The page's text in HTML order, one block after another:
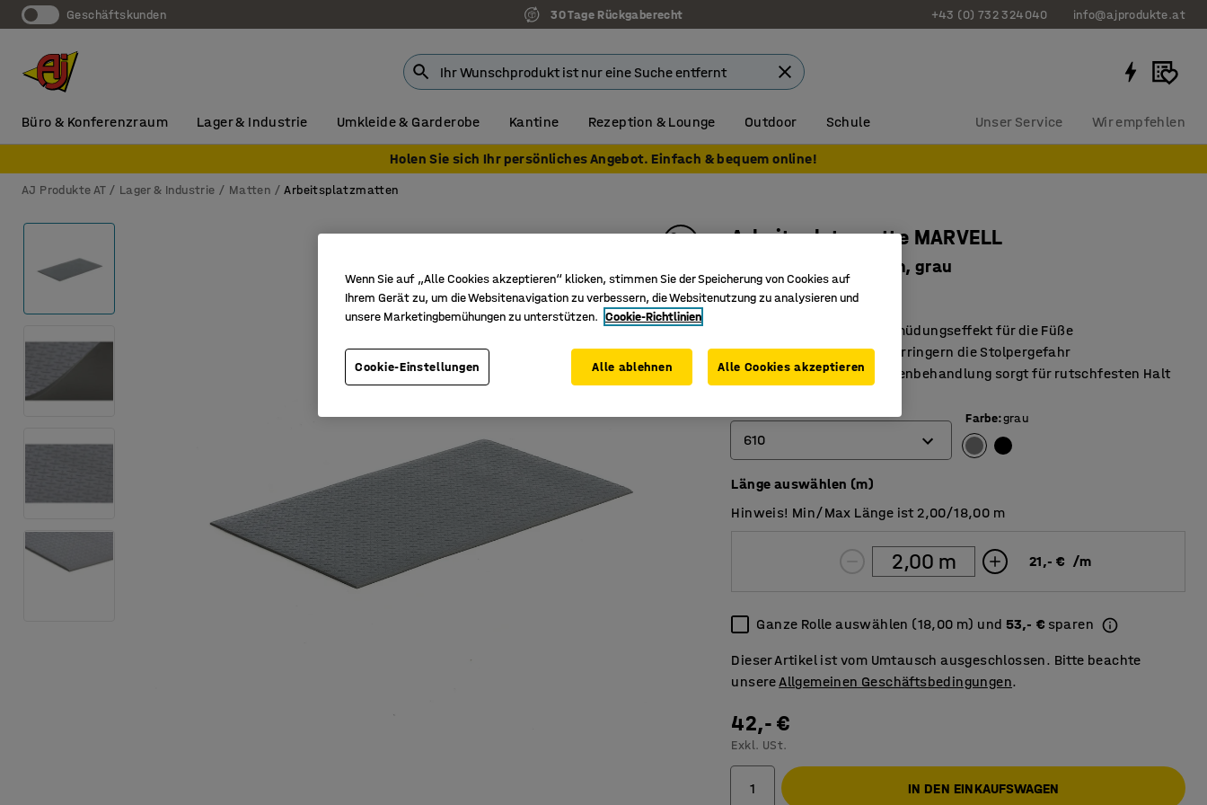
Geschäftskunden 30 Tage Rückgaberecht +43 (0) 732 324040 info@ajprodukte.at
Büro & Konferenzraum Lager & Industrie Umkleide & Garderobe Kantine Rezeption & Lounge Outdoor Schule Unser Service Wir empfehlen
Holen Sie sich Ihr persönliches Angebot. Einfach & bequem online!
AJ Produkte AT Lager & Industrie Matten Arbeitsplatzmatten
Arbeitsplatzmatte MARVELL
Meterware, B 610 mm, grau
Art. Nr.:24264
Hat einen guten Anti-Ermüdungseffekt für die Füße
Abgeschrägte Kanten verringern die Stolpergefahr
Strukturierte Oberflächenbehandlung sorgt für rutschfesten Halt
610
610
910
Farbe:grau
Länge auswählen (m)
Hinweis! Min/Max Länge ist 2,00/18,00 m
21,- € /m
Ganze Rolle auswählen (18,00 m) und 53,- € sparen
Dieser Artikel ist vom Umtausch ausgeschlossen. Bitte beachte
unsereAllgemeinen Geschäftsbedingungen.
42,- €
Exkl. USt.
IN DEN EINKAUFSWAGEN
Wenn Sie auf „Alle Cookies akzeptieren“ klicken, stimmen Sie der Speicherung von Cookies auf
Ihrem Gerät zu, um die Websitenavigation zu verbessern, die Websitenutzung zu analysieren und
unsere Marketingbemühungen zu unterstützen. Cookie-Richtlinien
Cookie-Einstellungen Alle ablehnen Alle Cookies akzeptieren